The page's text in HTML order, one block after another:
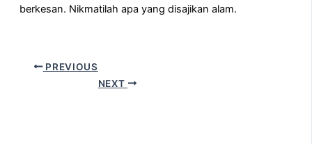
berkesan. Nikmatilah apa yang disajikan alam.
PREVIOUS
NEXT